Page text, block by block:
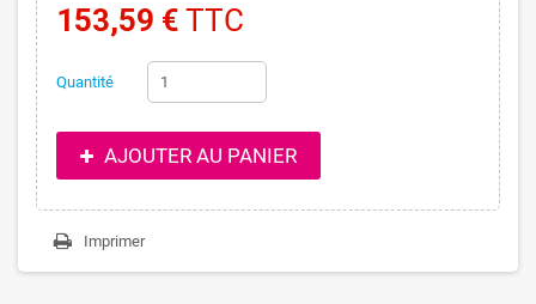
153,59 € TTC
Quantité
AJOUTER AU PANIER
Imprimer